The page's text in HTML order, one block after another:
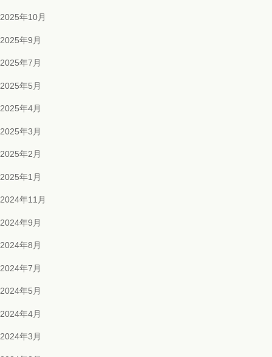
2025年10月
2025年9月
2025年7月
2025年5月
2025年4月
2025年3月
2025年2月
2025年1月
2024年11月
2024年9月
2024年8月
2024年7月
2024年5月
2024年4月
2024年3月